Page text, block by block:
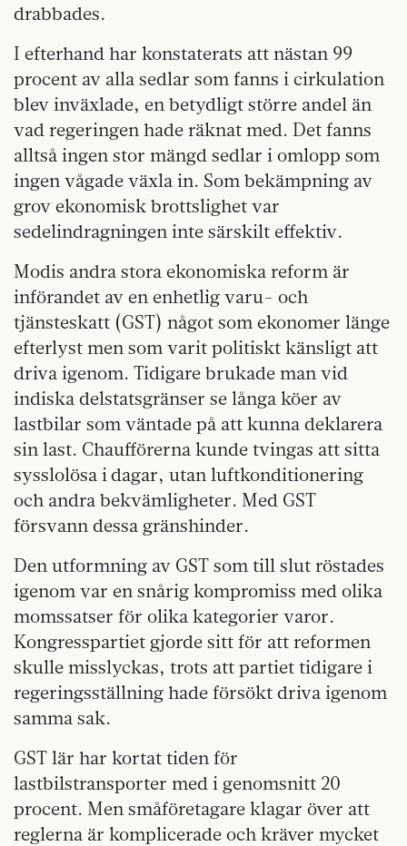
drabbades.
I efterhand har konstaterats att nästan 99
procent av alla sedlar som fanns i cirkulation
blev inväxlade, en betydligt större andel än
vad regeringen hade räknat med. Det fanns
alltså ingen stor mängd sedlar i omlopp som
ingen vågade växla in. Som bekämpning av
grov ekonomisk brottslighet var
sedelindragningen inte särskilt effektiv.
Modis andra stora ekonomiska reform är
införandet av en enhetlig varu- och
tjänsteskatt (GST) något som ekonomer länge
efterlyst men som varit politiskt känsligt att
driva igenom. Tidigare brukade man vid
indiska delstatsgränser se långa köer av
lastbilar som väntade på att kunna deklarera
sin last. Chaufförerna kunde tvingas att sitta
sysslolösa i dagar, utan luftkonditionering
och andra bekvämligheter. Med GST
försvann dessa gränshinder.
Den utformning av GST som till slut röstades
igenom var en snårig kompromiss med olika
momssatser för olika kategorier varor.
Kongresspartiet gjorde sitt för att reformen
skulle misslyckas, trots att partiet tidigare i
regeringsställning hade försökt driva igenom
samma sak.
GST lär har kortat tiden för
lastbilstransporter med i genomsnitt 20
procent. Men småföretagare klagar över att
reglerna är komplicerade och kräver mycket